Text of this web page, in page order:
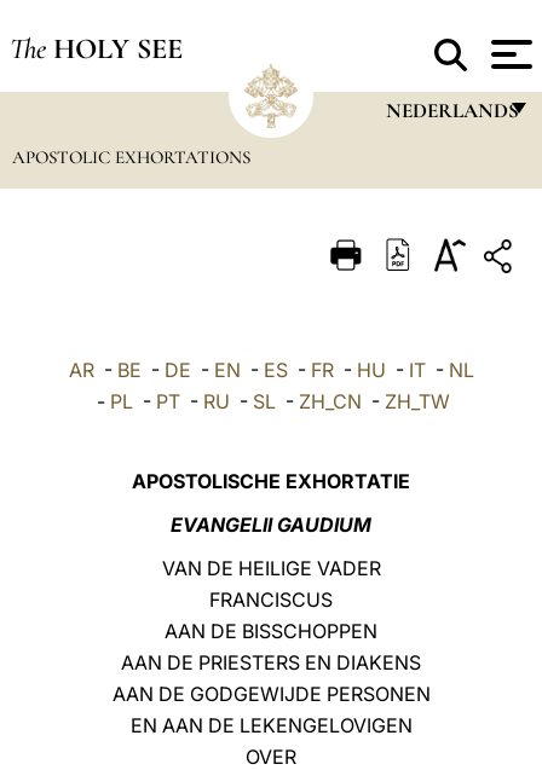
The HOLY SEE
NEDERLANDS
ITALIANO
DEUTSCH
العربيّة
APOSTOLIC EXHORTATIONS
AR- BE - DE - EN - ES- FR- HU - IT- NL
- PL - PT - RU - SL - ZH_CN - ZH_TW
APOSTOLISCHE EXHORTATIE
EVANGELII GAUDIUM
VAN DE HEILIGE VADER
FRANCISCUS
AAN DE BISSCHOPPEN
AAN DE PRIESTERS EN DIAKENS
AAN DE GODGEWIJDE PERSONEN
EN AAN DE LEKENGELOVIGEN
OVER